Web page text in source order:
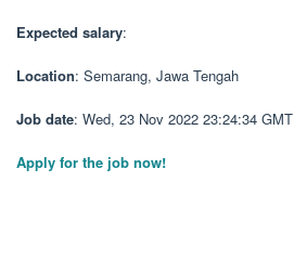
Expected salary:
Location: Semarang, Jawa Tengah
Job date: Wed, 23 Nov 2022 23:24:34 GMT
Apply for the job now!